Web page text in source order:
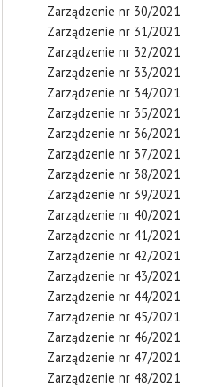
Zarządzenie nr 30/2021
Zarządzenie nr 31/2021
Zarządzenie nr 32/2021
Zarządzenie nr 33/2021
Zarządzenie nr 34/2021
Zarządzenie nr 35/2021
Zarządzenie nr 36/2021
Zarządzenie nr 37/2021
Zarządzenie nr 38/2021
Zarządzenie nr 39/2021
Zarządzenie nr 40/2021
Zarządzenie nr 41/2021
Zarządzenie nr 42/2021
Zarządzenie nr 43/2021
Zarządzenie nr 44/2021
Zarządzenie nr 45/2021
Zarządzenie nr 46/2021
Zarządzenie nr 47/2021
Zarządzenie nr 48/2021